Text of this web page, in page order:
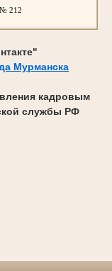
№ 212
Мурманска
кадровым
службы РФ